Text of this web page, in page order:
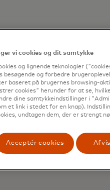
vi cookies og dit samtykke
og lignende teknologier
besøgende og forbedre
baseret på brugernes browsing-
cookies" herunder for at se,
dine samtykkeindstillinger i
et link i stedet for en knap).
undtagen dem, der er strengt
Acceptér cookies